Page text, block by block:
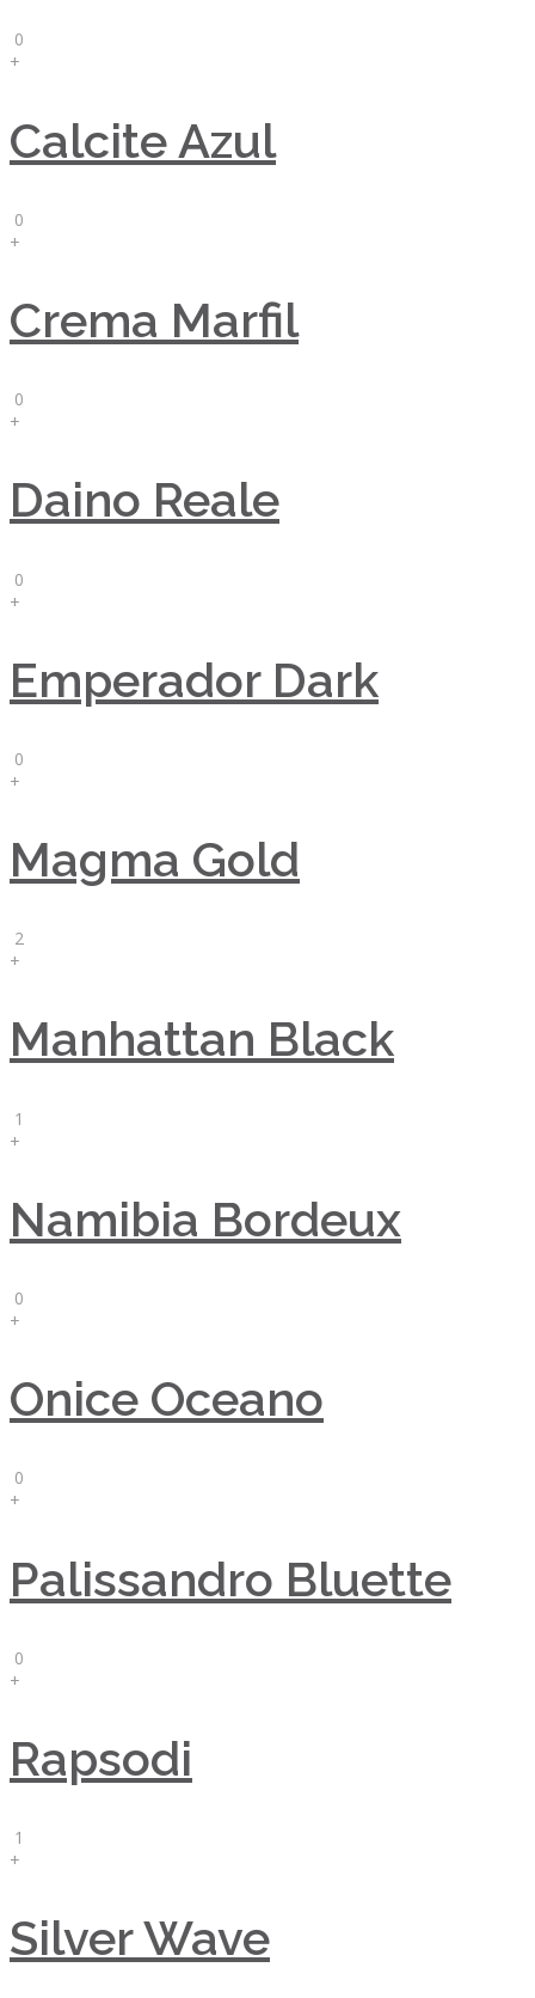
0
+
Calcite Azul
0
+
Crema Marfil
0
+
Daino Reale
0
+
Emperador Dark
0
+
Magma Gold
2
+
Manhattan Black
1
+
Namibia Bordeux
0
+
Onice Oceano
0
+
Palissandro Bluette
0
+
Rapsodi
1
+
Silver Wave